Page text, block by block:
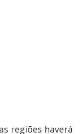
regiões haverá